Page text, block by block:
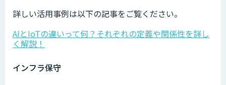
詳しい活用事例は以下の記事をご覧ください。
AIとIoTの違いって何？それぞれの定義や関係性を詳し
く解説！
インフラ保守